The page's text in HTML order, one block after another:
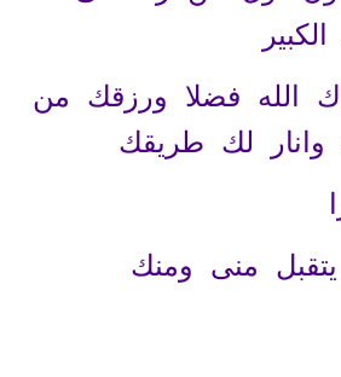
الله فضلا ورزقك من
لك طريقك
منى ومنك